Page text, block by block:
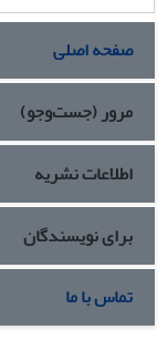
صفحه اصلی
مرور (جست‌وجو)
اطلاعات نشریه
برای نویسندگان
تماس با ما